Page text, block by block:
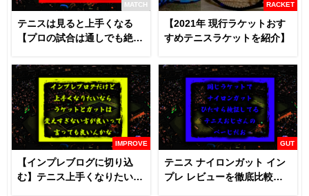
MATCH
テニスは見ると上手くなる
【プロの試合は通しでも絶対
RACKET
【2021年 現行ラケットおす
すめテニスラケットを紹介】
IMPROVE
【インプレブログに切り込
む】テニス上手くなりたいな
GUT
テニス ナイロンガット イン
プレ レビューを徹底比較